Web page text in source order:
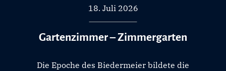
18. Juli 2026
Gartenzimmer – Zimmergarten
Die Epoche des Biedermeier bildete die